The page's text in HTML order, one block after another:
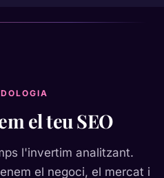
el teu SEO
l'invertim analitzant.
el negoci, el mercat i